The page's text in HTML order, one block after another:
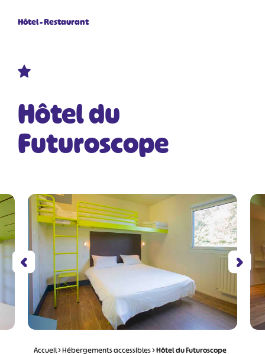
Hôtel - Restaurant
Hôtel du
Futuroscope
Accueil>Hébergements accessibles>Hôtel du Futuroscope